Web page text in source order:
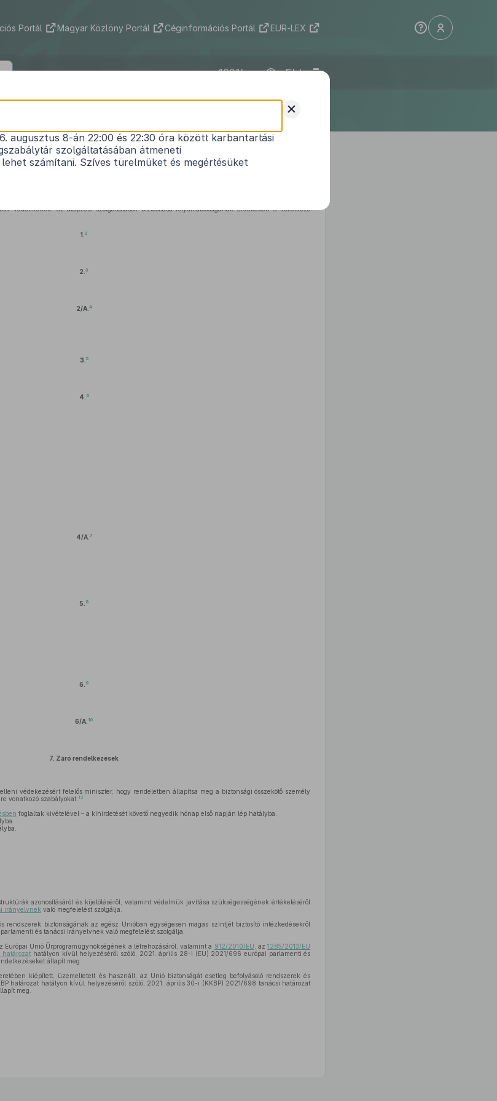
Portál Magyar Közlöny Portál Céginformációs Portál EUR-LEX
ELI
évi CLXVI. törvény
és létesítmények azonosításáról, kijelöléséről és
védelméről1
védelmének, az alapvető szolgáltatások biztosítása folyamatosságának érdekében a következő
1.2
2.3
2/A. 4
3. 5
4. 6
4/A. 7
5. 8
6. 9
6/A. 10
7. Záró rendelkezések
védekezésért felelős miniszter, hogy rendeletben állapítsa meg a biztonsági összekötő személy
vonatkozó szabályokat. 13
foglaltak kivételével – a kihirdetését követő negyedik hónap első napján lép hatályba.
azonosításáról és kijelöléséről, valamint védelmük javítása szükségességének értékeléséről
irányelvnek való megfelelést szolgálja.
rendszerek biztonságának az egész Unióban egységesen magas szintjét biztosító intézkedésekről
és tanácsi irányelvnek való megfelelést szolgálja.
Európai Unió Űrprogramügynökségének a létrehozásáról, valamint a 912/2010/EU , az1285/2013/EU
határozat hatályon kívül helyezéséről szóló, 2021. április 28-i (EU) 2021/696 európai parlamenti és
állapít meg.
kiépített, üzemeltetett és használt, az Unió biztonságát esetleg befolyásoló rendszerek és
határozat hatályon kívül helyezéséről szóló, 2021. április 30-i (KKBP) 2021/698 tanácsi határozat
meg.
+
augusztus 8-án 22:00 és 22:30 óra között karbantartási
szolgáltatásában átmeneti
számítani. Szíves türelmüket és megértésüket